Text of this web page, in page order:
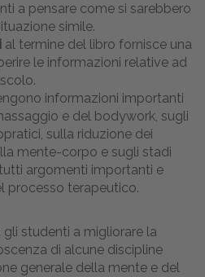
a pensare come si sarebbero
simile.
al termine del libro fornisce una
le informazioni relative ad
informazioni importanti
e del bodywork, sugli
sulla riduzione dei
mente-corpo e sugli stadi
argomenti importanti e
processo terapeutico.
studenti a migliorare la
di alcune discipline
generale della mente e del